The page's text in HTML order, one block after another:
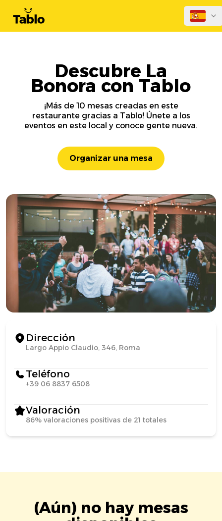
Descubre La
Bonora con Tablo
¡Más de 10 mesas creadas en este
restaurante gracias a Tablo! Únete a los
eventos en este local y conoce gente nueva.
Organizar una mesa
Dirección
Largo Appio Claudio, 346, Roma
Teléfono
+39 06 8837 6508
Valoración
86% valoraciones positivas de 21 totales
(Aún) no hay mesas